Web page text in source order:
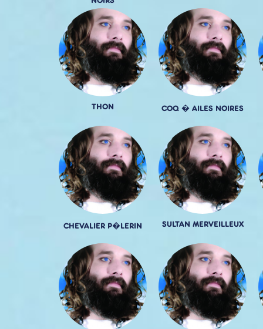
THON COQ � AILES NOIRES
CHEVALIER P�LERIN SULTAN MERVEILLEUX